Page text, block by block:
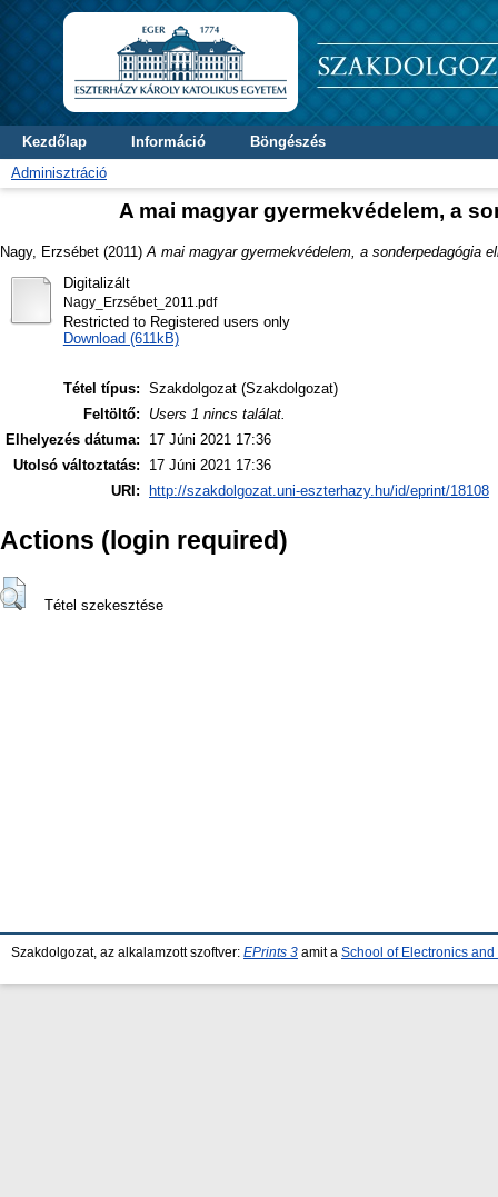
Kezdőlap Információ
Böngészés
Adminisztráció
A mai magyar gyermekvédelem, a
Nagy, Erzsébet (2011) A mai magyar gyermekvédelem, a sonderpedagógia
Digitalizált
Nagy_Erzsébet_2011.pdf
Restricted to Registered users only
Download (611kB)
Tétel típus: Szakdolgozat (Szakdolgozat)
Feltöltő:
Users 1 nincs találat.
Elhelyezés dátuma:
17 Júni 2021 17:36
Utolsó változtatás:
17 Júni 2021 17:36
URI:
http://szakdolgozat.uni-eszterhazy.hu/id/eprint/18108
Actions (login required)
Tétel szekesztése
Szakdolgozat, az alkalamzott szoftver: EPrints 3 amit a School of Electronics